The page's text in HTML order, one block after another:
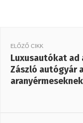
ELŐZŐ CIKK
Luxusautókat ad
Zászló autógyár
aranyérmeseknek